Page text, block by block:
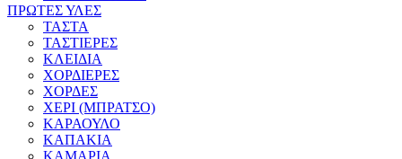
ΠΡΩΤΕΣ ΥΛΕΣ
ΤΑΣΤΑ
ΤΑΣΤΙΕΡΕΣ
ΚΛΕΙΔΙΑ
ΧΟΡΔΙΕΡΕΣ
ΧΟΡΔΕΣ
ΧΕΡΙ (ΜΠΡΑΤΣΟ)
ΚΑΡΑΟΥΛΟ
ΚΑΠΑΚΙΑ
ΚΑΜΑΡΙΑ